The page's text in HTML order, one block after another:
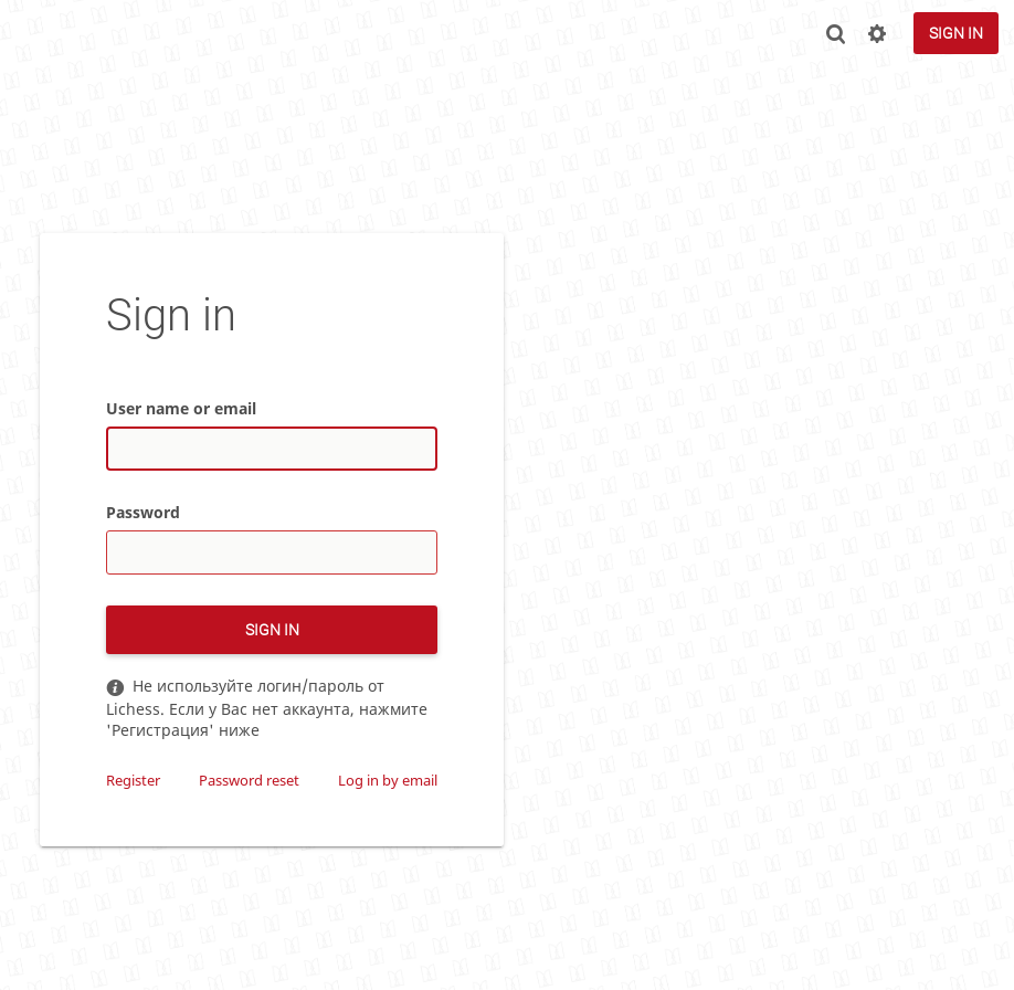
SIGN IN
Sign in
User name or email
Password
SIGN IN
Не используйте логин/пароль от
Lichess. Если у Вас нет аккаунта, нажмите
'Регистрация' ниже
Register Password reset Log in by email